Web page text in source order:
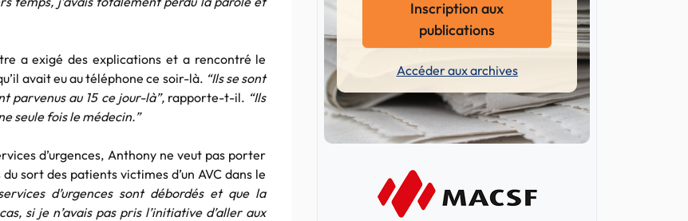
a exigé des explications et a rencontré le
avait eu au téléphone ce soir-là. “Ils se sont
parvenus au 15 ce jour-là”,rapporte-t-il. “Ils
seule fois le médecin.”
d’urgences, Anthony ne veut pas porter
sort des patients victimes d’un AVC dans le
d’urgences sont débordés et que la
si je n’avais pas pris l’initiative d’aller aux
Inscription aux
publications
Accéder aux archives